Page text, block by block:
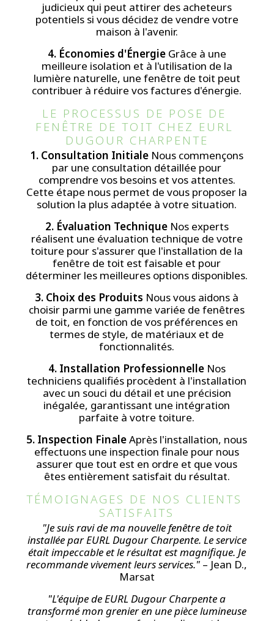
judicieux qui peut attirer des acheteurs
potentiels si vous décidez de vendre votre
maison à l'avenir.
4. Économies d'ÉnergieGrâce à une
meilleure isolation et à l'utilisation de la
lumière naturelle, une fenêtre de toit peut
contribuer à réduire vos factures d'énergie.
LE PROCESSUS DE POSE DE
FENÊTRE DE TOIT CHEZ EURL
DUGOUR CHARPENTE
1. Consultation Initiale Nous commençons
par une consultation détaillée pour
comprendre vos besoins et vos attentes.
Cette étape nous permet de vous proposer la
solution la plus adaptée à votre situation.
2. Évaluation TechniqueNos experts
réalisent une évaluation technique de votre
toiture pour s'assurer que l'installation de la
fenêtre de toit est faisable et pour
déterminer les meilleures options disponibles.
3. Choix des Produits Nous vous aidons à
choisir parmi une gamme variée de fenêtres
de toit, en fonction de vos préférences en
termes de style, de matériaux et de
fonctionnalités.
4. Installation ProfessionnelleNos
techniciens qualifiés procèdent à l'installation
avec un souci du détail et une précision
inégalée, garantissant une intégration
parfaite à votre toiture.
5. Inspection FinaleAprès l'installation, nous
effectuons une inspection finale pour nous
assurer que tout est en ordre et que vous
êtes entièrement satisfait du résultat.
TÉMOIGNAGES DE NOS CLIENTS
SATISFAITS
"Je suis ravi de ma nouvelle fenêtre de toit
installée par EURL Dugour Charpente. Le service
était impeccable et le résultat est magnifique. Je
recommande vivement leurs services." – Jean D.,
Marsat
"L'équipe de EURL Dugour Charpente a
transformé mon grenier en une pièce lumineuse